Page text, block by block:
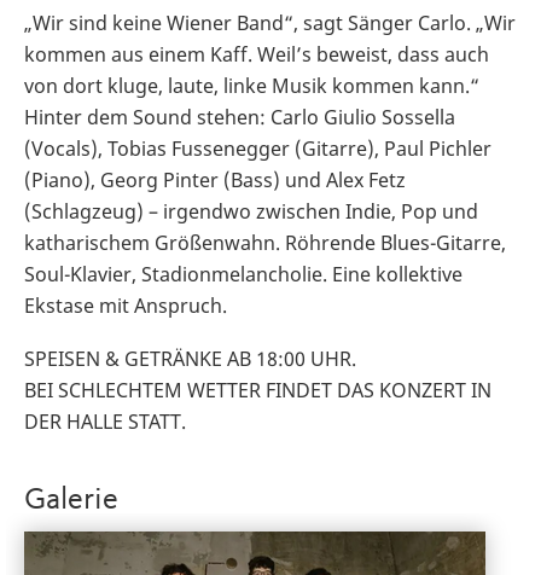
„Wir sind keine Wiener Band“, sagt Sänger Carlo. „Wir
kommen aus einem Kaff. Weil’s beweist, dass auch
von dort kluge, laute, linke Musik kommen kann.“
Hinter dem Sound stehen: Carlo Giulio Sossella
(Vocals), Tobias Fussenegger (Gitarre), Paul Pichler
(Piano), Georg Pinter (Bass) und Alex Fetz
(Schlagzeug) – irgendwo zwischen Indie, Pop und
katharischem Größenwahn. Röhrende Blues-Gitarre,
Soul-Klavier, Stadionmelancholie. Eine kollektive
Ekstase mit Anspruch.
SPEISEN & GETRÄNKE AB 18:00 UHR.
BEI SCHLECHTEM WETTER FINDET DAS KONZERT IN
DER HALLE STATT.
Galerie